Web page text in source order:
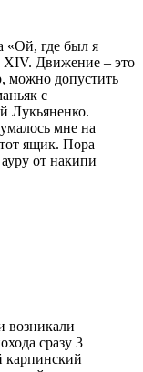
«Ой, где был я
XIV. Движение – это
можно допустить
с
Лукьяненко.
мне на
ящик. Пора
от накипи
возникали
сразу 3
карпинский